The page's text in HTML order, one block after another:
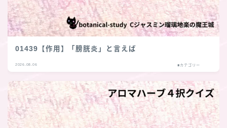
01439【作用】「膀胱炎」と言えば
2026.08.06 ■カテゴリー